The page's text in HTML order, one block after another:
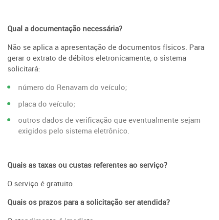
Qual a documentação necessária?
Não se aplica a apresentação de documentos físicos. Para
gerar o extrato de débitos eletronicamente, o sistema
solicitará:
número do Renavam do veículo;
placa do veículo;
outros dados de verificação que eventualmente sejam
exigidos pelo sistema eletrônico.
Quais as taxas ou custas referentes ao serviço?
O serviço é gratuito.
Quais os prazos para a solicitação ser atendida?